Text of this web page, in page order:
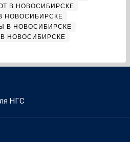
В НОВОСИБИРСКЕ
НОВОСИБИРСКЕ
В НОВОСИБИРСКЕ
НОВОСИБИРСКЕ
НГС